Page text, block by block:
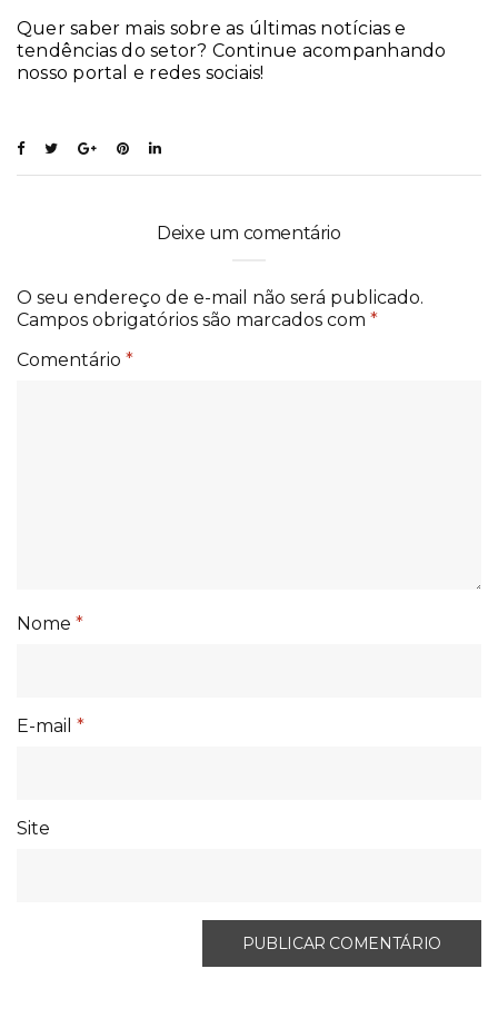
Quer saber mais sobre as últimas notícias e
tendências do setor? Continue acompanhando
nosso portal e redes sociais!
Deixe um comentário
O seu endereço de e-mail não será publicado.
Campos obrigatórios são marcados com *
Comentário *
Nome *
E-mail *
Site